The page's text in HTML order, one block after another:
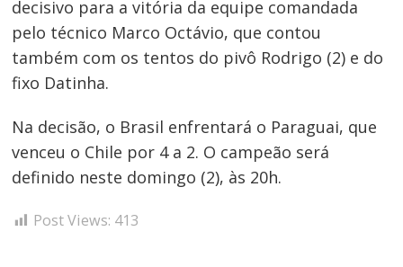
decisivo para a vitória da equipe comandada
pelo técnico Marco Octávio, que contou
também com os tentos do pivô Rodrigo (2) e do
fixo Datinha.
Na decisão, o Brasil enfrentará o Paraguai, que
venceu o Chile por 4 a 2. O campeão será
definido neste domingo (2), às 20h.
Post Views: 413
de
Post